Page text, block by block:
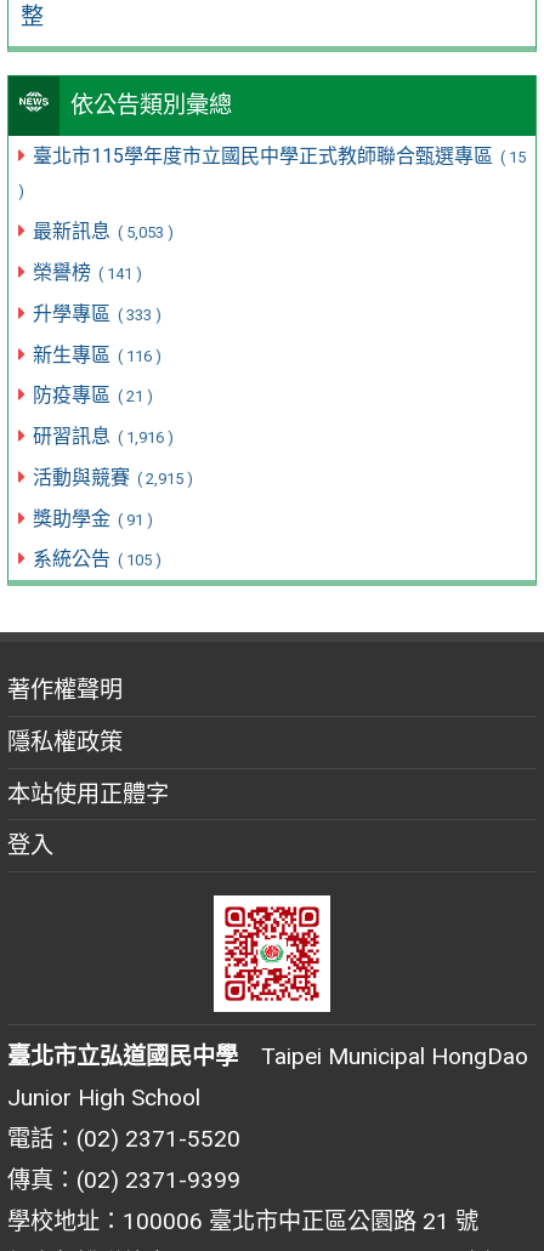
整
依公告類別彙總
臺北市115學年度市立國民中學正式教師聯合甄選專區 ( 15
)
最新訊息 ( 5,053 )
榮譽榜 ( 141 )
升學專區 ( 333 )
新生專區 ( 116 )
防疫專區 ( 21 )
研習訊息 ( 1,916 )
活動與競賽 ( 2,915 )
獎助學金 ( 91 )
系統公告 ( 105 )
著作權聲明
隱私權政策
本站使用正體字
登入
臺北市立弘道國民中學 Taipei Municipal HongDao
Junior High School
電話：(02) 2371-5520
傳真：(02) 2371-9399
學校地址：100006 臺北市中正區公園路 21 號